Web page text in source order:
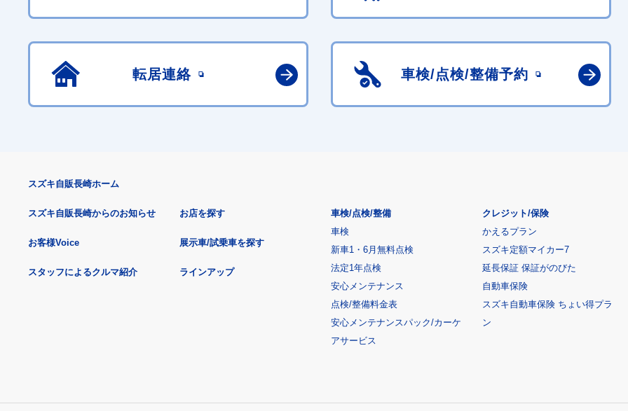
転居連絡 車検/点検/整備予約
スズキ自販長崎ホーム
スズキ自販長崎からのお知らせ
お客様Voice
スタッフによるクルマ紹介
お店を探す
展示車/試乗車を探す
ラインアップ
車検/点検/整備
車検
新車1・6月無料点検
法定1年点検
安心メンテナンス
点検/整備料金表
安心メンテナンスパック/カーケ
アサービス
クレジット/保険
かえるプラン
スズキ定額マイカー7
延長保証 保証がのびた
自動車保険
スズキ自動車保険 ちょい得プラ
ン